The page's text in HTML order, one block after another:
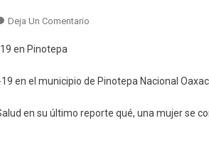
Deja Un Comentario
Mujer
Covid-
en Pinotepa
en el municipio de Pinotepa Nacional
en su último reporte qué, una mujer se